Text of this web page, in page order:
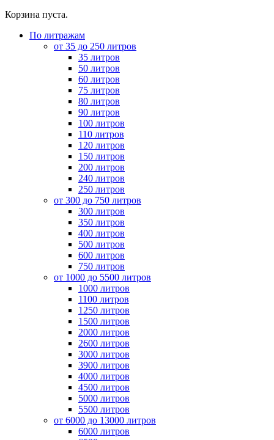
Корзина пуста.
По литражам
от 35 до 250 литров
35 литров
50 литров
60 литров
75 литров
80 литров
90 литров
100 литров
110 литров
120 литров
150 литров
200 литров
240 литров
250 литров
от 300 до 750 литров
300 литров
350 литров
400 литров
500 литров
600 литров
750 литров
от 1000 до 5500 литров
1000 литров
1100 литров
1250 литров
1500 литров
2000 литров
2600 литров
3000 литров
3900 литров
4000 литров
4500 литров
5000 литров
5500 литров
от 6000 до 13000 литров
6000 литров